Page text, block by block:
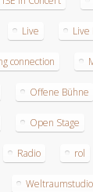
Live Live
connection
Offene Bühne
Open Stage
Radio rol